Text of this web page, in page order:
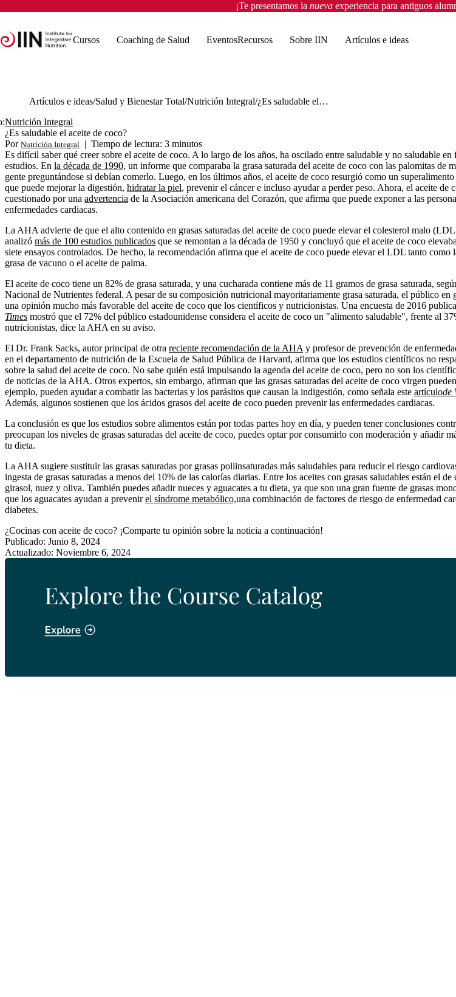
¡Te presentamos la nuevaexperiencia para antiguos
Cursos
Coaching de Salud EventosRecursos Sobre IIN Artículos e ideas
Artículos e ideas Salud y Bienestar Total Nutrición Integral
¿Es saludable el aceite de coco?
Nutrición Integral
¿Es saludable el aceite de coco?
Por Nutrición Integral | Tiempo de lectura: 3 minutos
Es difícil saber qué creer sobre el aceite de coco. A lo largo de los años, ha oscilado entre saludable y no saludable
estudios. En la década de 1990, un informe que comparaba la grasa saturada del aceite de coco con las palomitas de
gente preguntándose si debían comerlo. Luego, en los últimos años, el aceite de coco resurgió como un
que puede mejorar la digestión, hidratar la piel, prevenir el cáncer e incluso ayudar a perder peso. Ahora, el aceite de
cuestionado por una advertencia de la Asociación americana del Corazón, que afirma que puede exponer a las
enfermedades cardiacas.
La AHA advierte de que el alto contenido en grasas saturadas del aceite de coco puede elevar el colesterol malo
analizó más de 100 estudios publicados que se remontan a la década de 1950 y concluyó que el aceite de coco
siete ensayos controlados. De hecho, la recomendación afirma que el aceite de coco puede elevar el LDL tanto como
grasa de vacuno o el aceite de palma.
El aceite de coco tiene un 82% de grasa saturada, y una cucharada contiene más de 11 gramos de grasa saturada,
Nacional de Nutrientes federal. A pesar de su composición nutricional mayoritariamente grasa saturada, el público en
una opinión mucho más favorable del aceite de coco que los científicos y nutricionistas. Una encuesta de 2016
Times mostró que el 72% del público estadounidense considera el aceite de coco un "alimento saludable", frente al
nutricionistas, dice la AHA en su aviso.
El Dr. Frank Sacks, autor principal de otra reciente recomendación de la AHA y profesor de prevención de
en el departamento de nutrición de la Escuela de Salud Pública de Harvard, afirma que los estudios científicos no
sobre la salud del aceite de coco. No sabe quién está impulsando la agenda del aceite de coco, pero no son los
de noticias de la AHA. Otros expertos, sin embargo, afirman que las grasas saturadas del aceite de coco virgen
ejemplo, pueden ayudar a combatir las bacterias y los parásitos que causan la indigestión, como señala este artículode
Además, algunos sostienen que los ácidos grasos del aceite de coco pueden prevenir las enfermedades cardiacas.
La conclusión es que los estudios sobre alimentos están por todas partes hoy en día, y pueden tener conclusiones
preocupan los niveles de grasas saturadas del aceite de coco, puedes optar por consumirlo con moderación y añadir
tu dieta.
La AHA sugiere sustituir las grasas saturadas por grasas poliinsaturadas más saludables para reducir el riesgo
ingesta de grasas saturadas a menos del 10% de las calorías diarias. Entre los aceites con grasas saludables están el de
girasol, nuez y oliva. También puedes añadir nueces y aguacates a tu dieta, ya que son una gran fuente de grasas
que los aguacates ayudan a prevenirel síndrome metabólico,una combinación de factores de riesgo de enfermedad
diabetes.
¿Cocinas con aceite de coco? ¡Comparte tu opinión sobre la noticia a continuación!
Publicado: Junio 8, 2024
Actualizado: Noviembre 6, 2024